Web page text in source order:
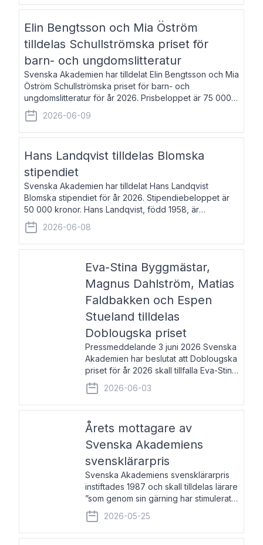
Elin Bengtsson och Mia Öström
tilldelas Schullströmska priset för
barn- och ungdomslitteratur
Svenska Akademien har tilldelat Elin Bengtsson och Mia
Öström Schullströmska priset för barn- och
ungdomslitteratur för år 2026. Prisbeloppet är 75 000
kronor vardera. Elin Bengtsson, född 1987, är författare
och forskare i genusvetenskap.
2026-06-09
Hans Landqvist tilldelas Blomska
stipendiet
Svenska Akademien har tilldelat Hans Landqvist
Blomska stipendiet för år 2026. Stipendiebeloppet är
50 000 kronor. Hans Landqvist, född 1958, är
professor i svenska vid Göteborgs universitet. Han
disputerade år 2000 på avhandlingen Författn
2026-06-08
Eva-Stina Byggmästar,
Magnus Dahlström, Matias
Faldbakken och Espen
Stueland tilldelas
Doblougska priset
Pressmeddelande 3 juni 2026 Svenska
Akademien har beslutat att Doblougska
priset för år 2026 skall tillfalla Eva-Stina
Byggmästar, Magnus Dahlström, Matias
Faldbakken samt Espen Stueland.
Prisbeloppet är 200 000 svenska
2026-06-03
Årets mottagare av
Svenska Akademiens
svensklärarpris
Svenska Akademiens svensklärarpris
instiftades 1987 och skall tilldelas lärare
”som genom sin gärning har stimulerat
intresset hos unga människor för
svenska språket och litteraturen”.
Prisutdelning och samtal med
2026-05-25